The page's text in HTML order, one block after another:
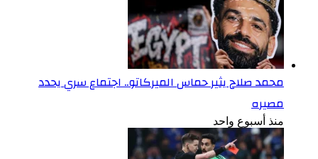
محمد صلاح يثير حماس الميركاتو.. اجتماع سري يحدد
مصيره
منذ أسبوع واحد